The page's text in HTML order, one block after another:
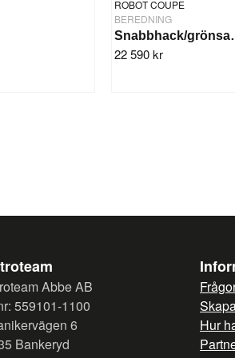
ROBOT COUPE
BEREDNING
22 590 kr
Abbe AB
559101-1100
6
Bankeryd
Hur